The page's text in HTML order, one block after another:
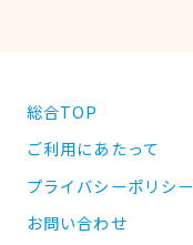
総合TOP
ご利用にあたって
プライバシーポリシー
お問い合わせ